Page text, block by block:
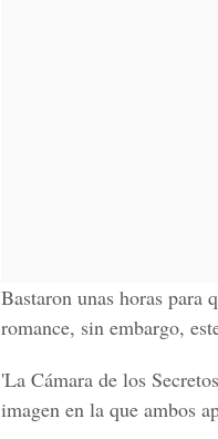
Bastaron unas horas
romance, sin embargo,
'La Cámara de los
imagen en la que ambos